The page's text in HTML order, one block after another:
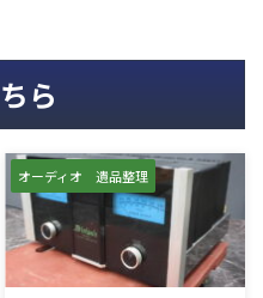
ら
オーディオ 遺品整理